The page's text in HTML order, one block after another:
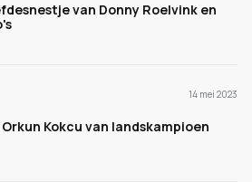
van Donny Roelvink en
14 mei 2023
Kokcu van landskampioen